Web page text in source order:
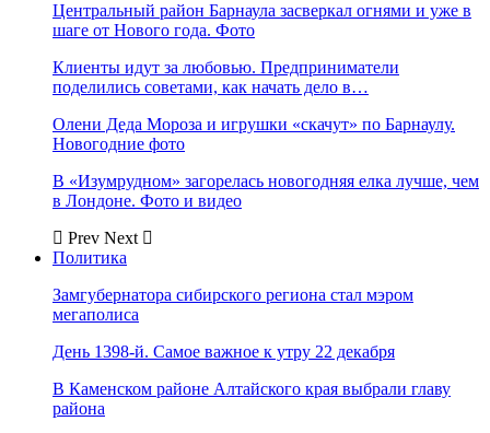
Центральный район Барнаула засверкал огнями и уже в
шаге от Нового года. Фото
Клиенты идут за любовью. Предприниматели
поделились советами, как начать дело в…
Олени Деда Мороза и игрушки «скачут» по Барнаулу.
Новогодние фото
В «Изумрудном» загорелась новогодняя елка лучше, чем
в Лондоне. Фото и видео
Prev Next
Политика
Замгубернатора сибирского региона стал мэром
мегаполиса
День 1398-й. Самое важное к утру 22 декабря
В Каменском районе Алтайского края выбрали главу
района